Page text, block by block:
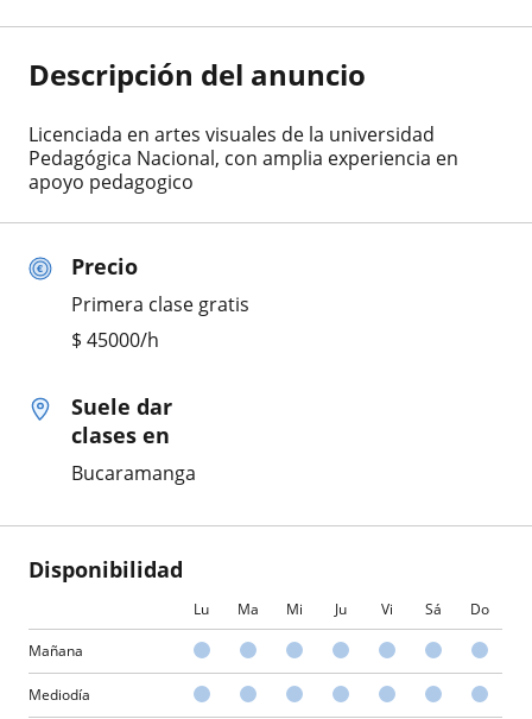
Precio
Primera clase gratis
$ 45000/h
Suele dar
clases en
Bucaramanga
Disponibilidad
Lu Ma Mi Ju Vi Sá Do
Mañana
Mediodía
Descripción del anuncio
Licenciada en artes visuales de la universidad
Pedagógica Nacional, con amplia experiencia en
apoyo pedagogico